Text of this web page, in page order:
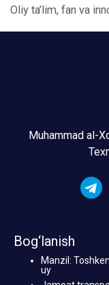
Oliy ta’lim, fan va
Muhammad al-
Bog‘lanish
Manzil:
uy